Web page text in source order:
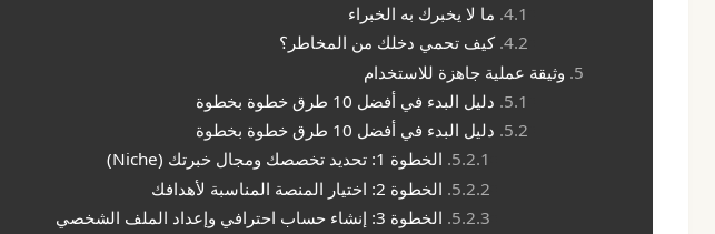
ما لا يخبرك به الخبراء
كيف تحمي دخلك من المخاطر؟
وثيقة عملية جاهزة للاستخدام
دليل البدء في أفضل 10 طرق خطوة بخطوة
دليل البدء في أفضل 10 طرق خطوة بخطوة
الخطوة 1: تحديد تخصصك ومجال خبرتك (Niche)
الخطوة 2: اختيار المنصة المناسبة لأهدافك
الخطوة 3: إنشاء حساب احترافي وإعداد الملف الشخصي